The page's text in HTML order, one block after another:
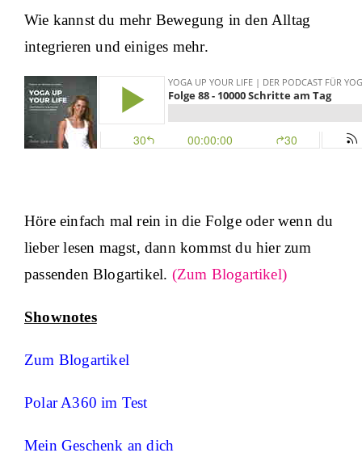
Wie kannst du mehr Bewegung in den Alltag
integrieren und einiges mehr.
Höre einfach mal rein in die Folge oder wenn du
lieber lesen magst, dann kommst du hier zum
passenden Blogartikel. (Zum Blogartikel)
Shownotes
Zum Blogartikel
Polar A360 im Test
Mein Geschenk an dich